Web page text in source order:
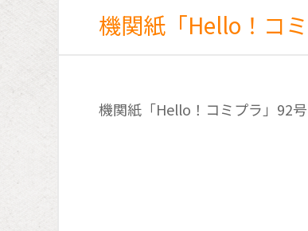
機関紙「Hello！コ
機関紙「Hello！コミプラ」92号